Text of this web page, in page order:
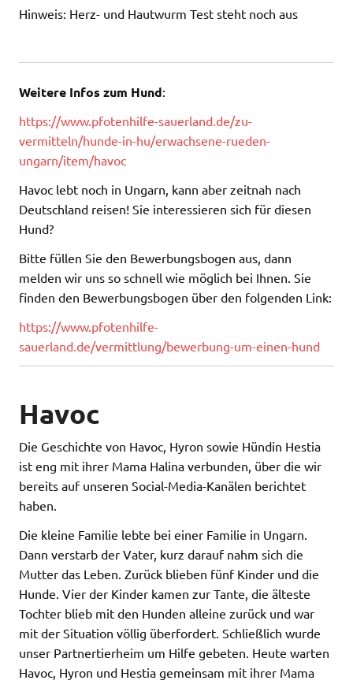
Hinweis: Herz- und Hautwurm Test steht noch aus
Weitere Infos zum Hund:
https://www.pfotenhilfe-sauerland.de/zu-
vermitteln/hunde-in-hu/erwachsene-rueden-
ungarn/item/havoc
Havoc lebt noch in Ungarn, kann aber zeitnah nach
Deutschland reisen! Sie interessieren sich für diesen
Hund?
Bitte füllen Sie den Bewerbungsbogen aus, dann
melden wir uns so schnell wie möglich bei Ihnen. Sie
finden den Bewerbungsbogen über den folgenden Link:
https://www.pfotenhilfe-
sauerland.de/vermittlung/bewerbung-um-einen-hund
Havoc
Die Geschichte von Havoc, Hyron sowie Hündin Hestia
ist eng mit ihrer Mama Halina verbunden, über die wir
bereits auf unseren Social-Media-Kanälen berichtet
haben.
Die kleine Familie lebte bei einer Familie in Ungarn.
Dann verstarb der Vater, kurz darauf nahm sich die
Mutter das Leben. Zurück blieben fünf Kinder und die
Hunde. Vier der Kinder kamen zur Tante, die älteste
Tochter blieb mit den Hunden alleine zurück und war
mit der Situation völlig überfordert. Schließlich wurde
unser Partnertierheim um Hilfe gebeten. Heute warten
Havoc, Hyron und Hestia gemeinsam mit ihrer Mama